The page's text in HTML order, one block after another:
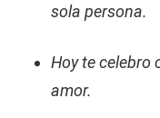
sola persona.
Hoy te celebro
amor.